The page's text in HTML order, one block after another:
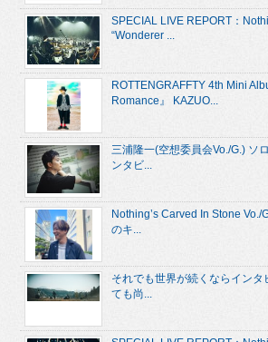
SPECIAL LIVE REPORT：
“Wonderer ...
ROTTENGRAFFTY 4th Mini
Romance』 KAZUO...
三浦隆一(空想委員会Vo./G.) ソ
ンタビ...
Nothing’s Carved In Stone Vo./
のキ...
それでも世界が続くならインタ
ても尚...